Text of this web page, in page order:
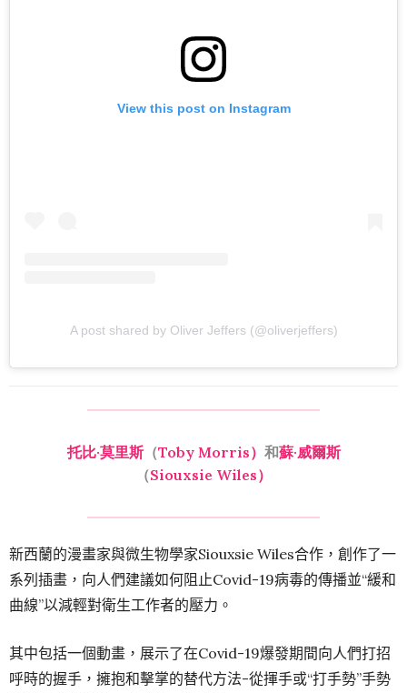
View this post on Instagram
A post shared by Oliver Jeffers (@oliverjeffers)
托比·莫里斯（Toby Morris） 和蘇·威爾斯
（Siouxsie Wiles）
新西蘭的漫畫家與微生物學家Siouxsie Wiles合作，創作了一
系列插畫，向人們建議如何阻止Covid-19病毒的傳播並“緩和
曲線”以減輕對衛生工作者的壓力。
其中包括一個動畫，展示了在Covid-19爆發期間向人們打招
呼時的握手，擁抱和擊掌的替代方法-從揮手或“打手勢”手勢